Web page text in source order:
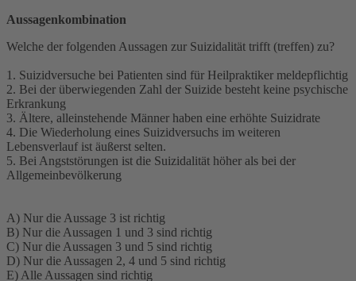
Aussagenkombination
Welche der folgenden Aussagen zur Suizidalität trifft (treffen) zu?
1. Suizidversuche bei Patienten sind für Heilpraktiker meldepflichtig
2. Bei der überwiegenden Zahl der Suizide besteht keine psychische
Erkrankung
3. Ältere, alleinstehende Männer haben eine erhöhte Suizidrate
4. Die Wiederholung eines Suizidversuchs im weiteren
Lebensverlauf ist äußerst selten.
5. Bei Angststörungen ist die Suizidalität höher als bei der
Allgemeinbevölkerung
A) Nur die Aussage 3 ist richtig
B) Nur die Aussagen 1 und 3 sind richtig
C) Nur die Aussagen 3 und 5 sind richtig
D) Nur die Aussagen 2, 4 und 5 sind richtig
E) Alle Aussagen sind richtig